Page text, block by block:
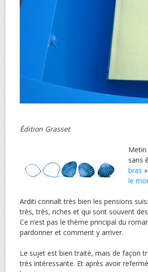
Édition Grasset
sans
bras
le
Arditi connaît très bien les pensions
très, très, riches et qui sont souvent
Ce n’est pas le thème principal du
pardonner et comment y arriver.
Le sujet est bien traité, mais de façon
très intéressante. Et après avoir